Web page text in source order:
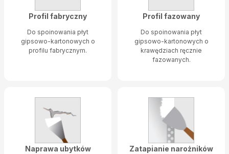
Profil fabryczny
Do spoinowania płyt
gipsowo-kartonowych o
profilu fabrycznym.
Profil fazowany
Do spoinowania płyt
gipsowo-kartonowych o
krawędziach ręcznie
fazowanych.
Naprawa ubytków Zatapianie narożników